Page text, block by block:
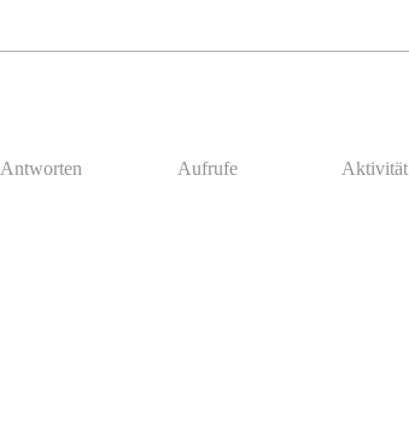
Antworten Aufrufe Aktivität